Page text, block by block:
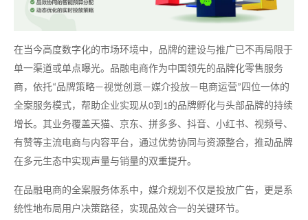
在当今高度数字化的市场环境中，品牌的建设与推广已不再局限于
单一渠道或单点曝光。品融电商作为中国领先的品牌化零售服务
商，依托“品牌策略—视觉创意—媒介投放—电商运营” 四位一体的
全案服务模式，帮助企业实现从0到 1的品牌孵化与头部品牌的持续
增长。其业务覆盖天猫、京东、拼多多、抖音、小红书、视频号、
有赞等主流电商与内容平台，通过优势协同与资源整合，推动品牌
在多元生态中实现声量与销量的双重提升。
在品融电商的全案服务体系中，媒介规划不仅是投放广告，更是系
统性地布局用户决策路径，实现品效合一的关键环节。